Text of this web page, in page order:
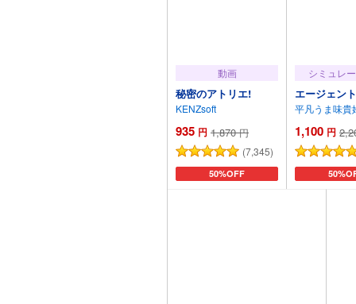
動画
秘密のアトリエ!
KENZsoft
935 円 1,870 円
(7,345)
50%OFF
カートに追加
シミュレ
エージェン
平凡うま味貴
1,100 円
カート